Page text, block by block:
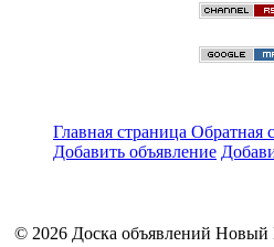
Главная страница Обратная
Добавить объявление
© 2026 Доска объявлений